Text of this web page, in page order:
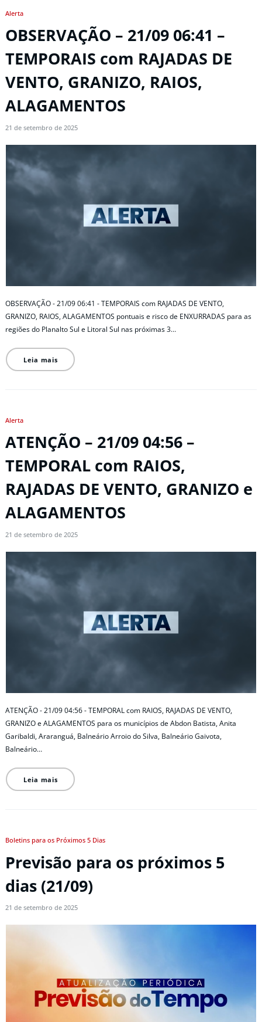
Alerta
OBSERVAÇÃO – 21/09 06:41 –
TEMPORAIS com RAJADAS DE
VENTO, GRANIZO, RAIOS,
ALAGAMENTOS
21 de setembro de 2025
OBSERVAÇÃO - 21/09 06:41 - TEMPORAIS com RAJADAS DE VENTO,
GRANIZO, RAIOS, ALAGAMENTOS pontuais e risco de ENXURRADAS para as
regiões do Planalto Sul e Litoral Sul nas próximas 3…
Leia mais
Alerta
ATENÇÃO – 21/09 04:56 –
TEMPORAL com RAIOS,
RAJADAS DE VENTO, GRANIZO e
ALAGAMENTOS
21 de setembro de 2025
ATENÇÃO - 21/09 04:56 - TEMPORAL com RAIOS, RAJADAS DE VENTO,
GRANIZO e ALAGAMENTOS para os municípios de Abdon Batista, Anita
Garibaldi, Araranguá, Balneário Arroio do Silva, Balneário Gaivota,
Balneário…
Leia mais
Boletins para os Próximos 5 Dias
Previsão para os próximos 5
dias (21/09)
21 de setembro de 2025